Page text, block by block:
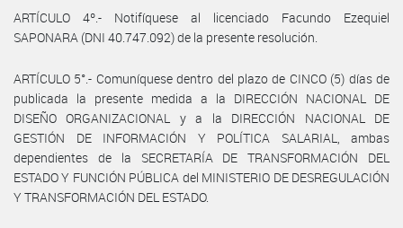
ARTÍCULO 4º.- Notifíquese al licenciado Facundo Ezequiel
SAPONARA (DNI 40.747.092) de la presente resolución.
ARTÍCULO 5°.- Comuníquese dentro del plazo de CINCO (5) días de
publicada la presente medida a la DIRECCIÓN NACIONAL DE
DISEÑO ORGANIZACIONAL y a la DIRECCIÓN NACIONAL DE
GESTIÓN DE INFORMACIÓN Y POLÍTICA SALARIAL, ambas
dependientes de la SECRETARÍA DE TRANSFORMACIÓN DEL
ESTADO Y FUNCIÓN PÚBLICA del MINISTERIO DE DESREGULACIÓN
Y TRANSFORMACIÓN DEL ESTADO.